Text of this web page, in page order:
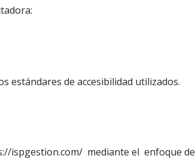
estándares de accesibilidad utilizados.
ispgestion.com/ mediante el enfoque de